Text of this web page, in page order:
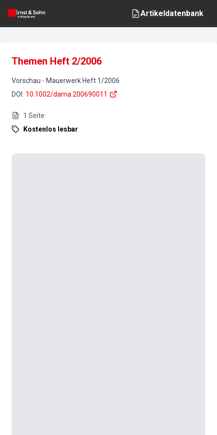
Artikeldatenbank
Themen Heft 2/2006
Vorschau - Mauerwerk Heft 1/2006
DOI : 10.1002/dama.200690011
1 Seite
Kostenlos lesbar